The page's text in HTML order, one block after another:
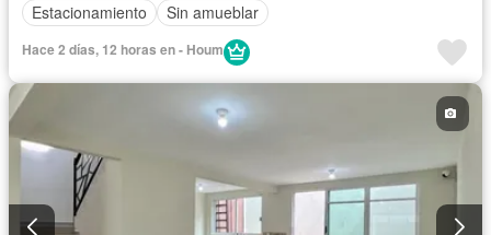
Estacionamiento
Sin amueblar
Hace 2 días, 12 horas en - Houm